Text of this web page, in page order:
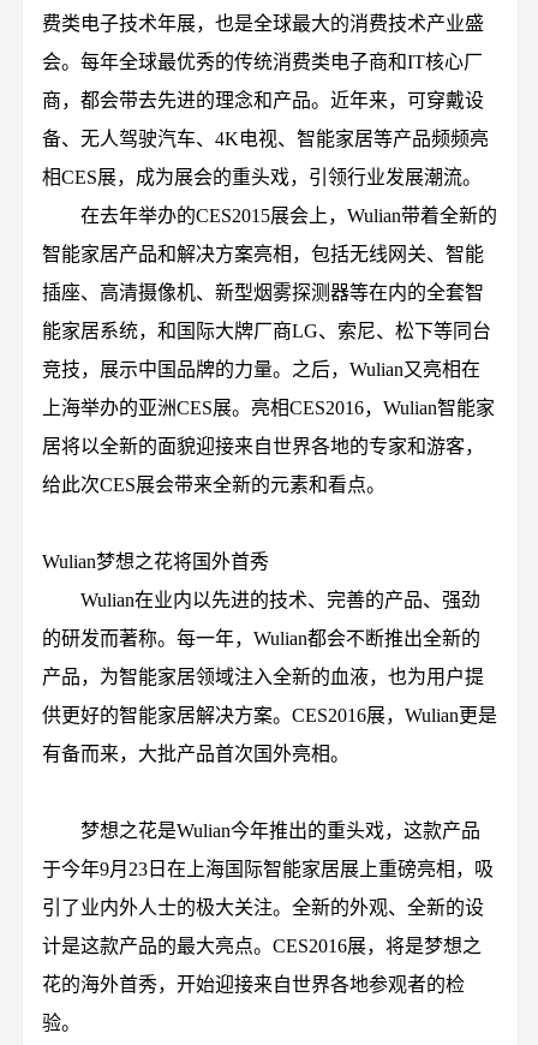
费类电子技术年展，也是全球最大的消费技术产业盛
会。每年全球最优秀的传统消费类电子商和IT核心厂
商，都会带去先进的理念和产品。近年来，可穿戴设
备、无人驾驶汽车、4K电视、智能家居等产品频频亮
相CES展，成为展会的重头戏，引领行业发展潮流。
在去年举办的CES2015展会上，Wulian带着全新的
智能家居产品和解决方案亮相，包括无线网关、智能
插座、高清摄像机、新型烟雾探测器等在内的全套智
能家居系统，和国际大牌厂商LG、索尼、松下等同台
竞技，展示中国品牌的力量。之后，Wulian又亮相在
上海举办的亚洲CES展。亮相CES2016，Wulian智能家
居将以全新的面貌迎接来自世界各地的专家和游客，
给此次CES展会带来全新的元素和看点。
Wulian梦想之花将国外首秀
Wulian在业内以先进的技术、完善的产品、强劲
的研发而著称。每一年，Wulian都会不断推出全新的
产品，为智能家居领域注入全新的血液，也为用户提
供更好的智能家居解决方案。CES2016展，Wulian更是
有备而来，大批产品首次国外亮相。
梦想之花是Wulian今年推出的重头戏，这款产品
于今年9月23日在上海国际智能家居展上重磅亮相，吸
引了业内外人士的极大关注。全新的外观、全新的设
计是这款产品的最大亮点。CES2016展，将是梦想之
花的海外首秀，开始迎接来自世界各地参观者的检
验。